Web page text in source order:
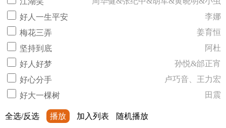
好人一生平安
李娜
梅花三弄
姜育恒
坚持到底
阿杜
好人好梦
孙悦&邰正宵
好心分手
卢巧音、王力宏
好大一棵树
田震
全选/反选 播放 加入列表 随机播放